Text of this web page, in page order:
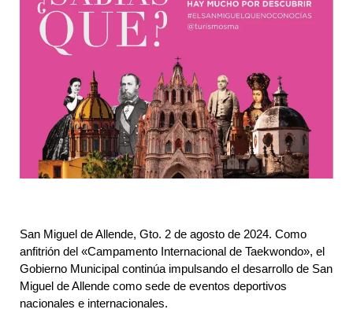
San Miguel de Allende, Gto. 2 de agosto de 2024. Como
anfitrión del «Campamento Internacional de Taekwondo», el
Gobierno Municipal continúa impulsando el desarrollo de San
Miguel de Allende como sede de eventos deportivos
nacionales e internacionales.